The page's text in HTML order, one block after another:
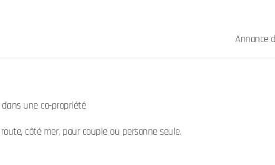
Annonce
une co-propriété
côté mer, pour couple ou personne seule.